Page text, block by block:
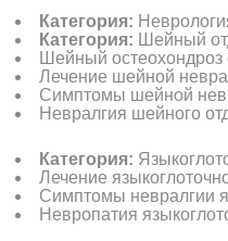
Категория:
Категория: Шейный
Шейный
Лечение шейной
Симптомы шейной
Невралгия шейного
Категория:
Лечение
Симптомы невралгии
Невропатия